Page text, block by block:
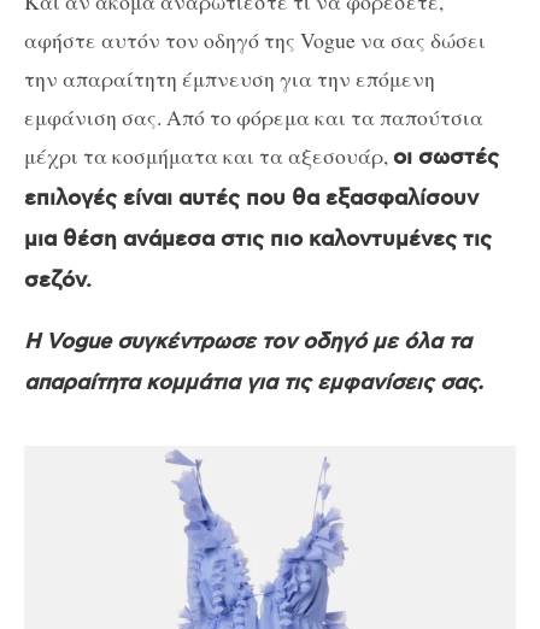
αφήστε αυτόν τον οδηγό της Vogue να σας δώσει
την απαραίτητη έμπνευση για την επόμενη
εμφάνιση σας. Από το φόρεμα και τα παπούτσια
μέχρι τα κοσμήματα και τα αξεσουάρ, οι σωστές
επιλογές είναι αυτές που θα εξασφαλίσουν
μια θέση ανάμεσα στις πιο καλοντυμένες τις
σεζόν.
Η Vogue συγκέντρωσε τον οδηγό με όλα τα
απαραίτητα κομμάτια για τις εμφανίσεις σας.